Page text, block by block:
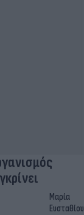
Μαρία
Ευσταθίου